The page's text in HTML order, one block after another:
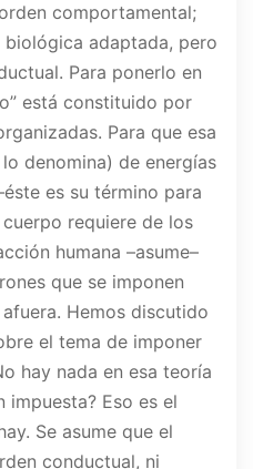
comportamental;
biológica adaptada, pero
Para ponerlo en
está constituido por
Para que esa
denomina) de energías
es su término para
cuerpo requiere de los
humana –asume–
que se imponen
Hemos discutido
el tema de imponer
hay nada en esa teoría
Eso es el
Se asume que el
conductual, ni